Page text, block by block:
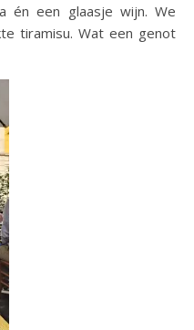
én een glaasje wijn. We
tiramisu. Wat een genot